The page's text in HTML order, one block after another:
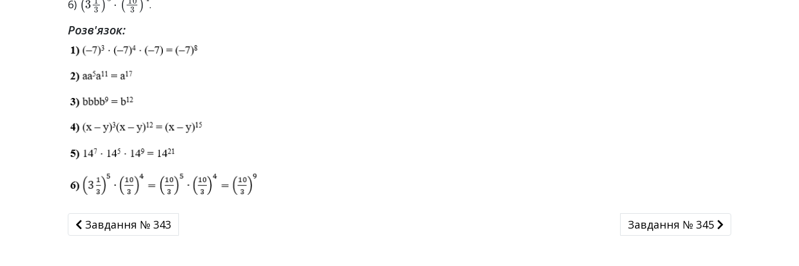
6)
.
Розв'язок:
Завдання № 343
Завдання № 343 Завдання № 345
Завдання № 345